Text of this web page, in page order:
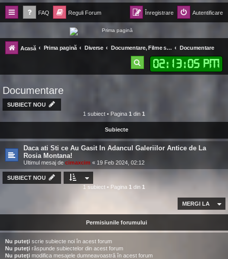
FAQ Reguli Forum Autentificare
Înregistrare
Forum Ecolomania™®
-= Idei pentru viitor =-
Acasă Prima pagină Diverse Documentare, Filme si Televiziune Documentare
02: 13:05 PM
ă
e
Documentare
SUBIECT NOU
1 subiect • Pagina 1 din 1
Subiecte
Daca ati Sti ce Au Gasit In Adancul Galeriilor Antice de La
Rosia Montana!
Ultimul mesaj de cimaxcim « 19 Feb 2024, 02:12
SUBIECT NOU
1 subiect • Pagina 1 din 1
MERGI LA
Permisiunile forumului
Nu puteţi scrie subiecte noi în acest forum
Nu puteţi răspunde subiectelor din acest forum
Nu puteţi modifica mesajele dumneavoastră în acest forum